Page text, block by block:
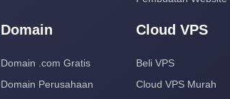
Domain
Domain .com Gratis
Domain Perusahaan
Cloud VPS
Beli VPS
Cloud VPS Murah